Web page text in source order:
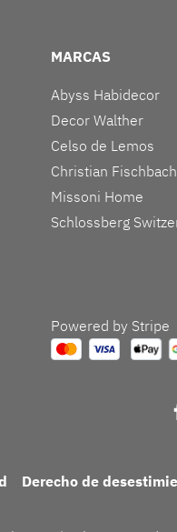
MARCAS
Abyss Habidecor
Decor Walther
Celso de Lemos
Christian
Missoni Home
Schlossberg
Powered by Stripe
Derecho de